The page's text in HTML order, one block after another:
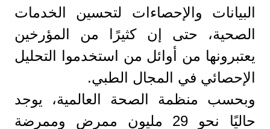
البيانات والإحصاءات لتحسين الخدمات
الصحية، حتى إن كثيرًا من المؤرخين
يعتبرونها من أوائل من استخدموا التحليل
الإحصائي في المجال الطبي.
وبحسب منظمة الصحة العالمية، يوجد
حاليًا نحو 29 مليون ممرض وممرضة